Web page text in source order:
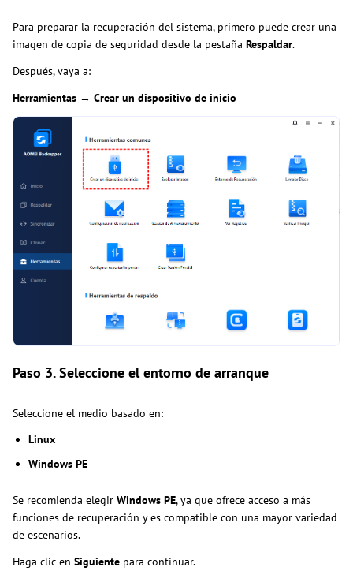
Para preparar la recuperación del sistema, primero puede crear una
imagen de copia de seguridad desde la pestaña Respaldar.
Después, vaya a:
Herramientas → Crear un dispositivo de inicio
Paso 3. Seleccione el entorno de arranque
Seleccione el medio basado en:
Linux
Windows PE
Se recomienda elegir Windows PE, ya que ofrece acceso a más
funciones de recuperación y es compatible con una mayor variedad
de escenarios.
Haga clic en Siguiente para continuar.